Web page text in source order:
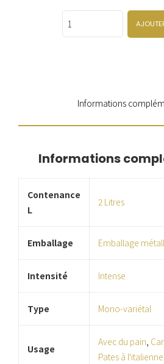
Informations
Informations
Contenance
L
2 Litres
Emballage Emballage
Intensité Intense
Type Mono-variétal
Usage
Avec du pain
Pates à l'italienne